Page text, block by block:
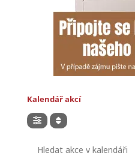
Kalendář akcí